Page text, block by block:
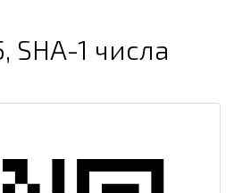
SHA-1 числа